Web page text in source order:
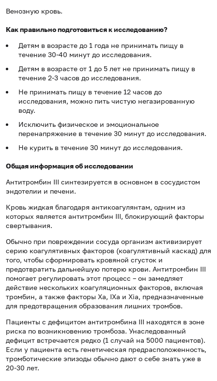
Венозную кровь.
Как правильно подготовиться к исследованию?
Детям в возрасте до 1 года не принимать пищу в
течение 30-40 минут до исследования.
Детям в возрасте от 1 до 5 лет не принимать пищу в
течение 2-3 часов до исследования.
Не принимать пищу в течение 12 часов до
исследования, можно пить чистую негазированную
воду.
Исключить физическое и эмоциональное
перенапряжение в течение 30 минут до исследования.
Не курить в течение 30 минут до исследования.
Общая информация об исследовании
Антитромбин III синтезируется в основном в сосудистом
эндотелии и печени.
Кровь жидкая благодаря антикоагулянтам, одним из
которых является антитромбин III, блокирующий факторы
свертывания.
Обычно при повреждении сосуда организм активизирует
серию коагулятивных факторов (коагулятивный каскад) для
того, чтобы сформировать кровяной сгусток и
предотвратить дальнейшую потерю крови. Антитромбин III
помогает регулировать этот процесс – он замедляет
действие нескольких коагуляционных факторов, включая
тромбин, а также факторы Xa, IXa и Xia, предназначенные
для предотвращения образования лишних тромбов.
Пациенты с дефицитом антитромбина III находятся в зоне
риска по возникновению тромбоза. Унаследованный
дефицит встречается редко (1 случай на 5000 пациентов).
Если у пациента есть генетическая предрасположенность,
тромботические эпизоды обычно дают о себе знать уже в
20-30 лет.